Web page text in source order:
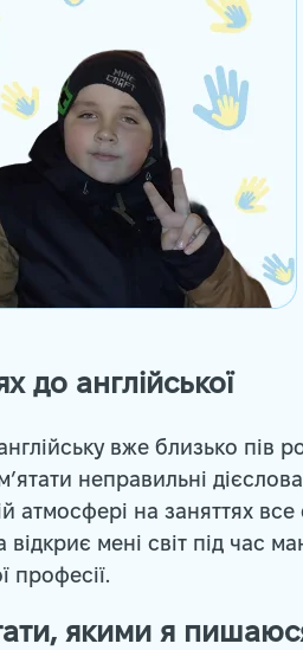
до англійської
вже близько пів
неправильні
атмосфері на заняттях
мені світ під час
професії.
якими я